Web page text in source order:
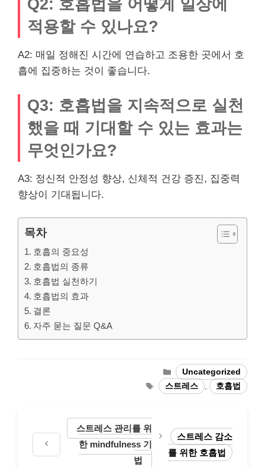
Q2: 호흡법을 어떻게 일상에
적용할 수 있나요?
A2: 매일 정해진 시간에 연습하고 조용한 곳에서 호
흡에 집중하는 것이 좋습니다.
Q3: 호흡법을 지속적으로 실천
했을 때 기대할 수 있는 효과는
무엇인가요?
A3: 정신적 안정성 향상, 신체적 건강 증진, 집중력
향상이 기대됩니다.
목차
호흡의 중요성
호흡법의 종류
호흡법 실천하기
호흡법의 효과
결론
자주 묻는 질문 Q&A
Categories
Uncategorized
Tags스트레스 , 호흡법
스트레스 관리를 위
한 mindfulness 기
법
스트레스 감소
를 위한 호흡법